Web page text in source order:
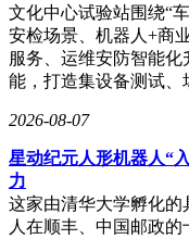
文化中心试验站围绕“
安检场景、机器人+商
服务、运维安防智能
能，打造集设备测试
2026-08-07
星动纪元人形机器人“
力
这家由清华大学孵化
人在顺丰、中国邮政